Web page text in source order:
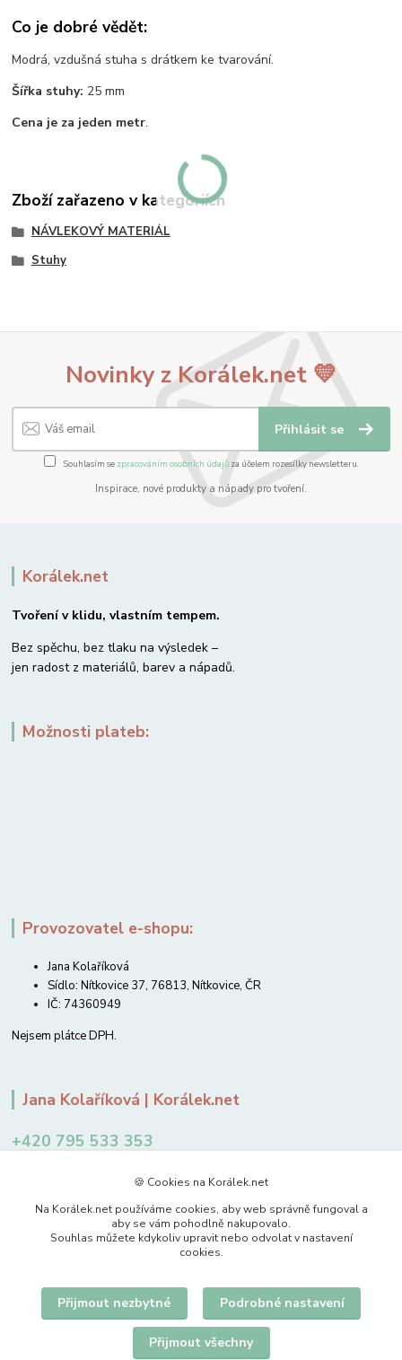
Co je dobré vědět:
Modrá, vzdušná stuha s drátkem ke tvarování.
Šířka stuhy: 25 mm
Cena je za jeden metr.
Zboží zařazeno v kategoriích
NÁVLEKOVÝ MATERIÁL
Stuhy
Novinky z Korálek.net 💛
Přihlásit se
Souhlasím se zpracováním osobních údajůza účelem rozesílky newsletteru.
Inspirace, nové produkty a nápady pro tvoření.
Korálek.net
Tvoření v klidu, vlastním tempem.
Bez spěchu, bez tlaku na výsledek –
jen radost z materiálů, barev a nápadů.
Možnosti plateb:
Provozovatel e-shopu:
Jana Kolaříková
Sídlo: Nítkovice 37, 76813, Nítkovice, ČR
IČ: 74360949
Nejsem plátce DPH.
Jana Kolaříková | Korálek.net
+420 795 533 353
Upravit sběr cookies.
🍪 Cookies na Korálek.net
Na Korálek.net používáme cookies, aby web správně fungoval a
aby se vám pohodlně nakupovalo.
Souhlas můžete kdykoliv upravit nebo odvolat v nastavení
cookies.
Přijmout nezbytné Podrobné nastavení
Přijmout všechny